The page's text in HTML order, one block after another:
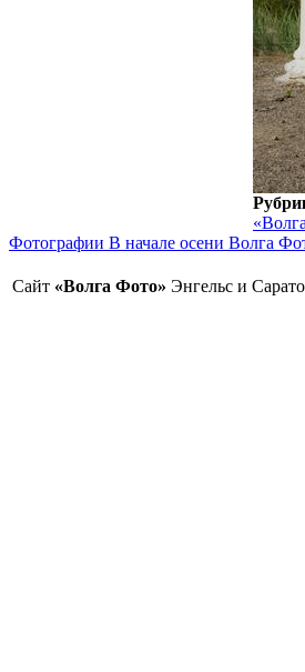
Фотографии В начале осени Волга
Сайт «Волга Фото» Энгельс и